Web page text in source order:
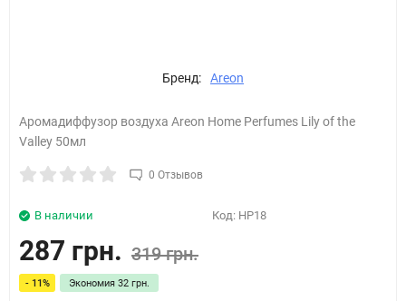
Бренд: Areon
Аромадиффузор воздуха Areon Home Perfumes Lily of the
Valley 50мл
0 Отзывов
В наличии Код: HP18
287 грн. 319 грн.
- 11% Экономия 32 грн.